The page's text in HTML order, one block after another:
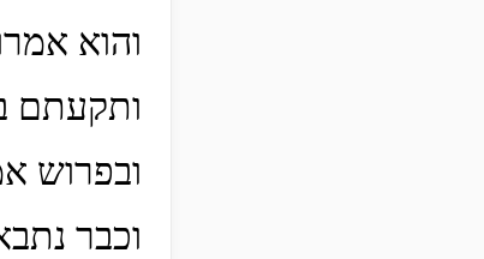
והוא
ותקעתם
ובפרוש
וכבר